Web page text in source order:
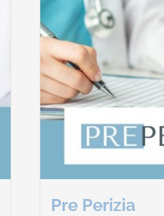
Pre Perizia